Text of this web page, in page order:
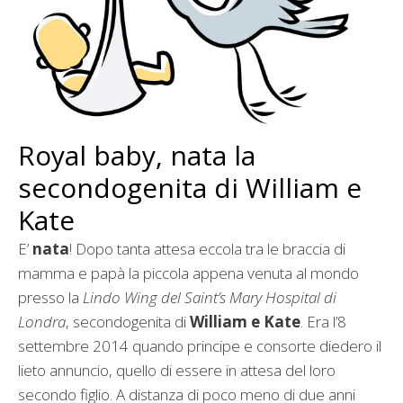
Royal baby, nata la
secondogenita di William e
Kate
E’ nata! Dopo tanta attesa eccola tra le braccia di
mamma e papà la piccola appena venuta al mondo
presso la Lindo Wing del Saint’s Mary Hospital di
Londra, secondogenita diWilliam e Kate . Era l’8
settembre 2014 quando principe e consorte diedero il
lieto annuncio, quello di essere in attesa del loro
secondo figlio. A distanza di poco meno di due anni